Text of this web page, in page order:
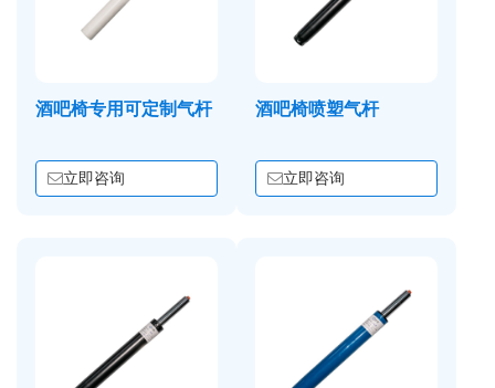
酒吧椅专用可定制气杆
立即咨询
酒吧椅喷塑气杆
立即咨询